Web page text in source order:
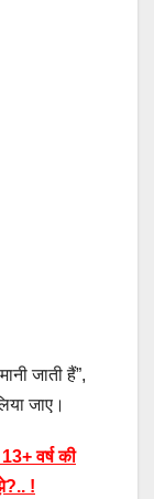
जाती हैं”,
जाए।
वर्ष की
!